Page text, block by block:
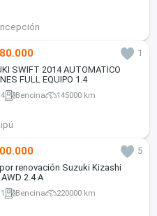
1
SWIFT 2014 AUTOMATICO
FULL EQUIPO 1.4
Bencina 145000 km
5
renovación Suzuki Kizashi
2.4 A
Bencina 220000 km